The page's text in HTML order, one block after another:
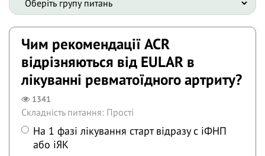
Чим рекомендації ACR
відрізняються від EULAR в
лікуванні ревматоїдного артриту?
1341
Складність питання: Прості
На 1 фазі лікування старт відразу с іФНП
або іЯК